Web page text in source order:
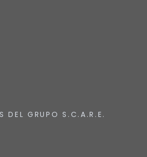
DEL GRUPO S.C.A.R.E.